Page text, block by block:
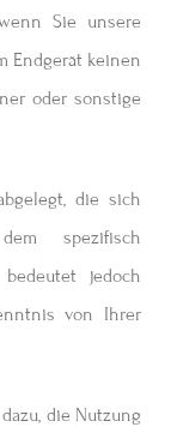
Sie unsere
Endgerät keinen
oder sonstige
die sich
spezifisch
jedoch
von Ihrer
die Nutzung